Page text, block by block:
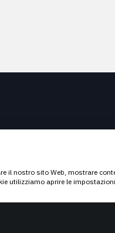
PARTNER
il nostro sito Web, mostrare
utilizziamo aprire le